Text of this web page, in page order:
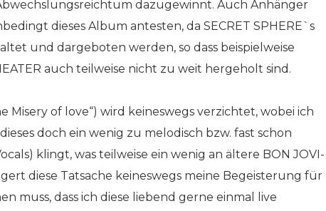
dazugewinnt. Auch Anhänger
dieses Album antesten, da SECRET SPHERE`s
und dargeboten werden, so dass beispielweise
auch teilweise nicht zu weit hergeholt sind.
Misery of love“) wird keineswegs verzichtet, wobei ich
doch ein wenig zu melodisch bzw. fast schon
klingt, was teilweise ein wenig an ältere BON JOVI-
diese Tatsache keineswegs meine Begeisterung für
muss, dass ich diese liebend gerne einmal live